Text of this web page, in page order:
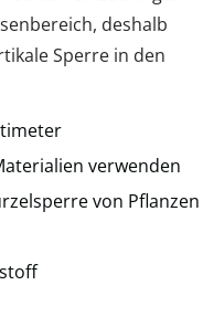
deshalb
Sperre in den
verwenden
von Pflanzen